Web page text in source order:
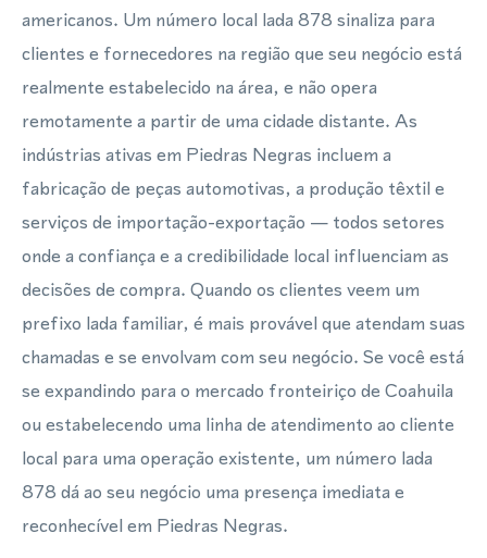
americanos. Um número local lada 878 sinaliza para
clientes e fornecedores na região que seu negócio está
realmente estabelecido na área, e não opera
remotamente a partir de uma cidade distante. As
indústrias ativas em Piedras Negras incluem a
fabricação de peças automotivas, a produção têxtil e
serviços de importação-exportação — todos setores
onde a confiança e a credibilidade local influenciam as
decisões de compra. Quando os clientes veem um
prefixo lada familiar, é mais provável que atendam suas
chamadas e se envolvam com seu negócio. Se você está
se expandindo para o mercado fronteiriço de Coahuila
ou estabelecendo uma linha de atendimento ao cliente
local para uma operação existente, um número lada
878 dá ao seu negócio uma presença imediata e
reconhecível em Piedras Negras.